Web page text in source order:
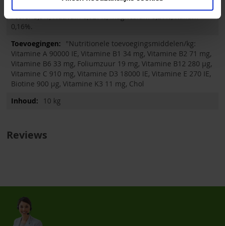
Fosfor 3,5%, Natrium 0,027%, Magnesium 0,21%, Kalium
0,16%.
"Nutritionele toevoegingsmiddelen/kg:
Vitamine A 90000 IE, Vitamine B1 34 mg, Vitamine B2 71 mg,
Vitamine B6 33 mg, Foliumzuur 19 mg, Vitamine B12 280 µg,
Vitamine C 910 mg, Vitamine D3 18000 IE, Vitamine E 270 IE,
Biotine 900 µg, Vitamine K3 11 mg, Chol
10 kg
Reviews